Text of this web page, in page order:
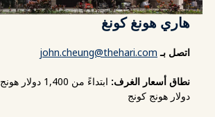
هاري هونغ كونغ
اتصل بـ john.cheung@thehari.com
نطاق أسعار الغرف:
دولار هونج كونج